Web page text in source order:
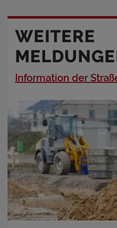
WEITERE
Information der